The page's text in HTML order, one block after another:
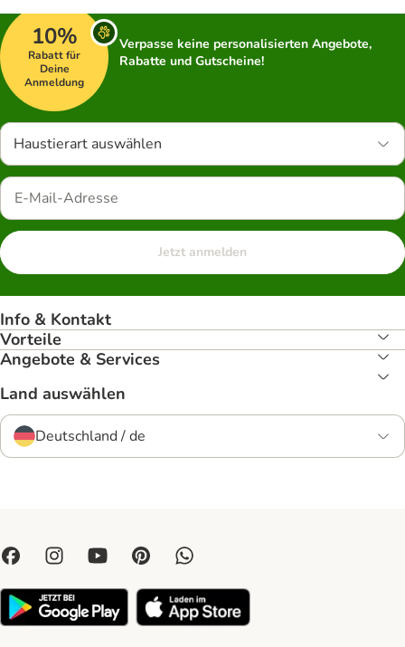
10%
Rabatt für
Deine
Anmeldung
Verpasse keine personalisierten Angebote,
Rabatte und Gutscheine!
Haustierart auswählen
Jetzt anmelden
Info & Kontakt
Vorteile
Angebote & Services
Land auswählen
Deutschland / de